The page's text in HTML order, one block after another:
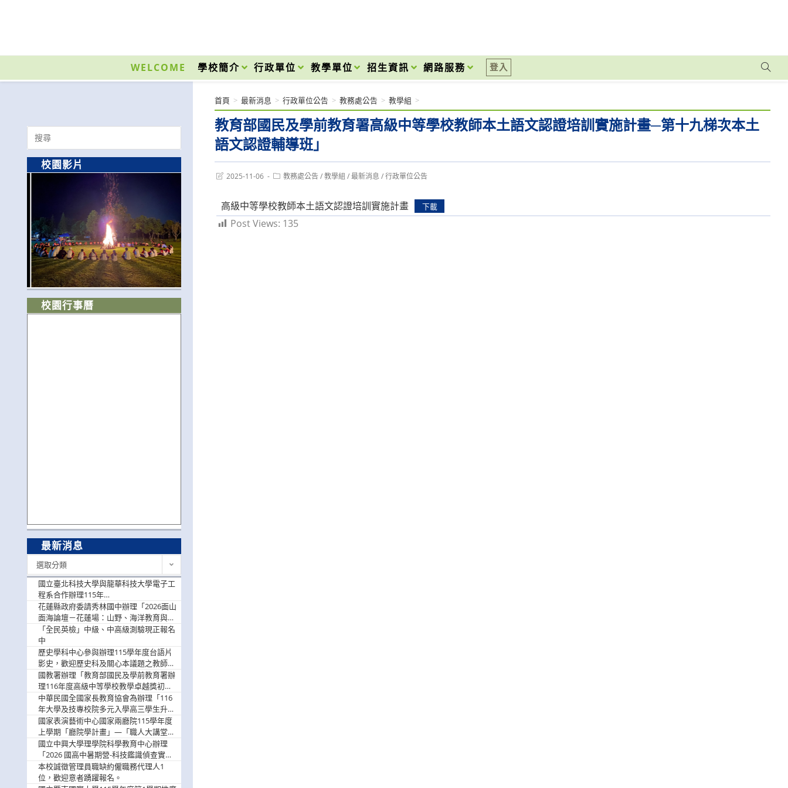
內
WELCOME 學校簡介 行政單位 教學單位 招生資訊 網路服務 登入
教育部國民及學前教育署高級中等學校教師本土語文認證培訓實施計畫─第十九梯次本土
語文認證輔導班」
首頁 > 最新消息 > 行政單位公告 > 教務處公告 > 教學組 >
Post2025-11-06
Post教務處公告 / 教學組 / 最新消息 / 行政單位公告
高級中等學校教師本土語文認證培訓實施計畫 下載
Post Views: 135
Search
for:
校園影片
校園行事曆
最新消息
選取分類
國立臺北科技大學與龍華科技大學電子工
程系合作辦理115年
「115.08.10~08.12「AI賦能應用於智慧半
導體研習營」，歡迎學生踴躍報名參加
花蓮縣政府委請秀林國中辦理「2026面山
面海論壇－花蓮場：山野、海洋教育與戶
外安全實務課程」，歡迎踴躍報名參加
「全民英檢」中級、中高級測驗現正報名
中
歷史學科中心參與辦理115學年度台語片
影史，歡迎歷史科及關心本議題之教師踴
躍報名參加
國教署辦理「教育部國民及學前教育署辦
理116年度高級中等學校教學卓越獎初選
實施計畫」，鼓勵教師踴躍報名
中華民國全國家長教育協會為辦理「116
年大學及技專校院多元入學高三學生升學
輔導家長說明會」
國家表演藝術中心國家兩廳院115學年度
上學期「廳院學計畫」—「職人大講堂」
及「一日體驗課程」，鼓勵踴躍報名參
與。
國立中興大學理學院科學教育中心辦理
「2026 國高中暑期營-科技鑑識偵查實戰
營」活動資訊，鼓勵學生踴躍報名參加。
本校誠徵管理員職缺約僱職務代理人1
位，歡迎意者踴躍報名。